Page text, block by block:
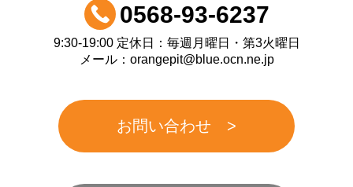
0568-93-6237
9:30-19:00 定休日：毎週月曜日・第3火曜日
メール：orangepit@blue.ocn.ne.jp
お問い合わせ